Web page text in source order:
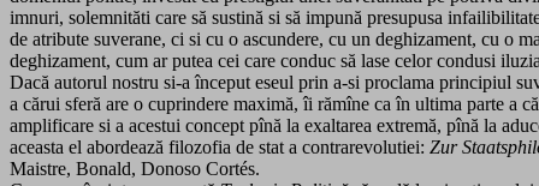
imnuri, solemnităti care să sustină si să impună presupusa
de atribute suverane, ci si cu o ascundere, cu un deghizament, cu o
deghizament, cum ar putea cei care conduc să lase celor condusi
Dacă autorul nostru si-a început eseul prin a-si proclama principiul
a cărui sferă are o cuprindere maximă, îi rămîne ca în ultima parte a
amplificare si a acestui concept pînă la exaltarea extremă, pînă la
aceasta el abordează filozofia de stat a contrarevolutiei: Zur
Maistre, Bonald, Donoso Cortés.